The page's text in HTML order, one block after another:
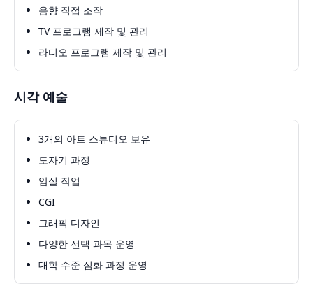
음향 직접 조작
TV 프로그램 제작 및 관리
라디오 프로그램 제작 및 관리
시각 예술
3개의 아트 스튜디오 보유
도자기 과정
암실 작업
CGI
그래픽 디자인
다양한 선택 과목 운영
대학 수준 심화 과정 운영